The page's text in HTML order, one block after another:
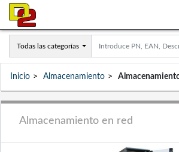
Todas las categorías
Inicio Almacenamiento
Almacenamiento en red